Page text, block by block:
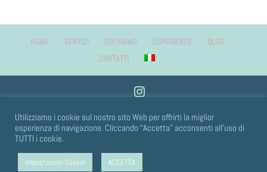
HOME SERVIZI CHI SIAMO ESPERIENZE
BLOG
CONTATTI
COPYRIGHT WELLNESS COMO 2022 - info@wellnesscomo.com - C.F. | P.I.
03970860130
Utilizziamo i cookie sul nostro sito Web per offrirti la miglior
esperienza di navigazione. Cliccando “Accetta” acconsenti all'uso di
TUTTI i cookie.
Impostazioni Cookie ACCETTA